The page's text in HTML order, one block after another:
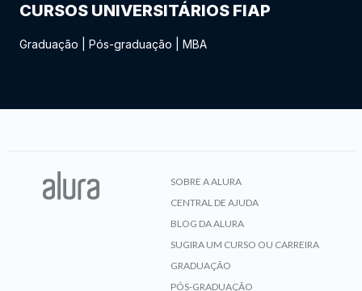
CURSOS UNIVERSITÁRIOS FIAP
Graduação Pós-graduação MBA
SOBRE A ALURA
CENTRAL DE AJUDA
BLOG DA ALURA
SUGIRA UM CURSO OU CARREIRA
GRADUAÇÃO
PÓS-GRADUAÇÃO